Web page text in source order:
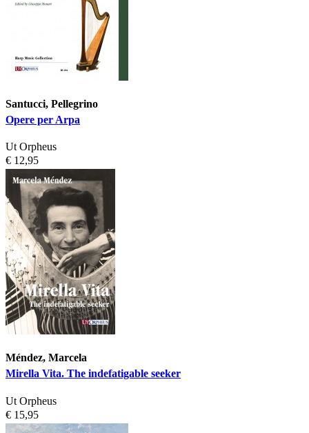
Santucci, Pellegrino
Opere per Arpa
Ut Orpheus
€ 12,95
Méndez, Marcela
Mirella Vita. The indefatigable seeker
Ut Orpheus
€ 15,95